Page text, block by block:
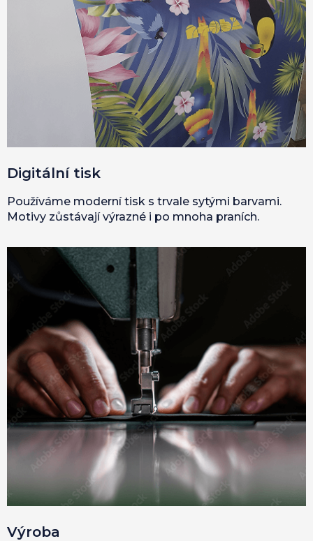
Digitální tisk
Používáme moderní tisk s trvale sytými barvami.
Motivy zůstávají výrazné i po mnoha praních.
Výroba